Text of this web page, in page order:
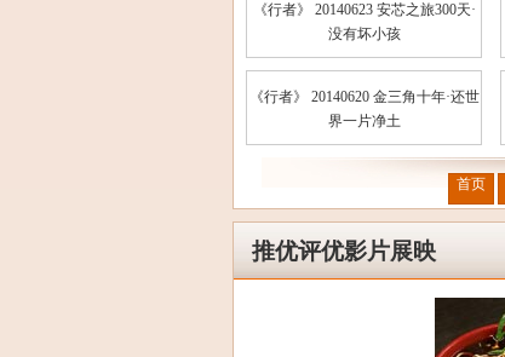
《行者》 20140623 安芯之旅300天·
没有坏小孩
《行者》 20140620 金三角十年·还世
界一片净土
首页
推优评优影片展映